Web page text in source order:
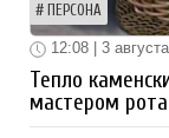
ПЕРСОНА
12:08 | 3 августа
Тепло
мастером